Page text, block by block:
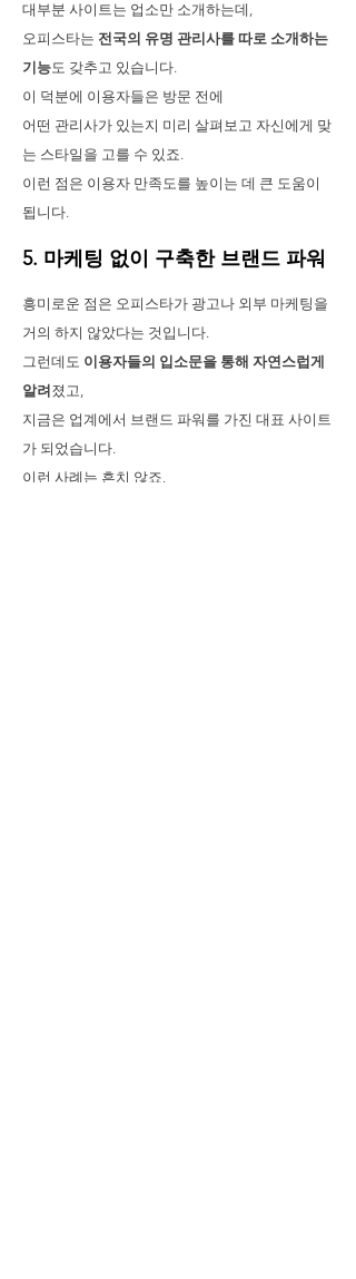
대부분 사이트는 업소만 소개하는데,
오피스타는 전국의 유명 관리사를 따로 소개하는
기능도 갖추고 있습니다.
이 덕분에 이용자들은 방문 전에
어떤 관리사가 있는지 미리 살펴보고 자신에게 맞
는 스타일을 고를 수 있죠.
이런 점은 이용자 만족도를 높이는 데 큰 도움이
됩니다.
5. 마케팅 없이 구축한 브랜드 파워
흥미로운 점은 오피스타가 광고나 외부 마케팅을
거의 하지 않았다는 것입니다.
그런데도 이용자들의 입소문을 통해 자연스럽게
알려 졌고,
지금은 업계에서 브랜드 파워를 가진 대표 사이트
가 되었습니다.
이런 사례는 흔치 않죠.